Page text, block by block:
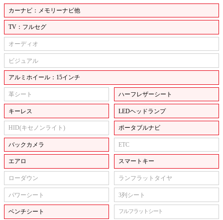
カーナビ：メモリーナビ他
TV：フルセグ
オーディオ
ビジュアル
アルミホイール：15インチ
革シート ハーフレザーシート
キーレス LEDヘッドランプ
HID(キセノンライト) ポータブルナビ
バックカメラ ETC
エアロ スマートキー
ローダウン ランフラットタイヤ
パワーシート 3列シート
ベンチシート フルフラットシート